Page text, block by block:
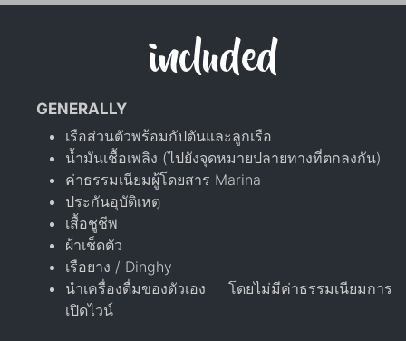
included
GENERALLY
เรือส่วนตัวพร้อมกัปตันและลูกเรือ
น้ำมันเชื้อเพลิง (ไปยังจุดหมายปลายทางที่ตกลงกัน)
ค่าธรรมเนียมผู้โดยสาร Marina
ประกันอุบัติเหตุ
เสื้อชูชีพ
ผ้าเช็ดตัว
เรือยาง / Dinghy
นำเครื่องดื่มของตัวเอง โดยไม่มีค่าธรรมเนียมการ
เปิดไวน์